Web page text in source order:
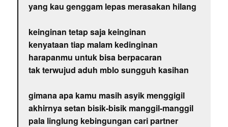
yang kau genggam lepas merasakan hilang
keinginan tetap saja keinginan
kenyataan tiap malam kedinginan
harapanmu untuk bisa berpacaran
tak terwujud aduh mblo sungguh kasihan
gimana apa kamu masih asyik menggigil
akhirnya setan bisik-bisik manggil-manggil
pala linglung kebingungan cari partner